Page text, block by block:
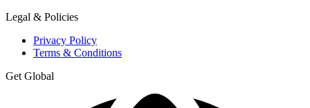
Legal & Policies
Privacy Policy
Terms & Conditions
Get Global